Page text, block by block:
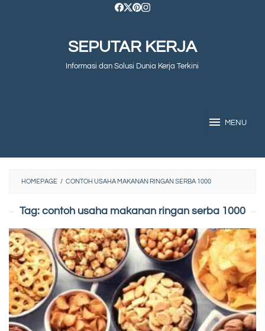
SEPUTAR KERJA
Informasi dan Solusi Dunia Kerja Terkini
MENU
HOMEPAGE / CONTOH USAHA MAKANAN RINGAN SERBA 1000
Tag: contoh usaha makanan ringan serba 1000